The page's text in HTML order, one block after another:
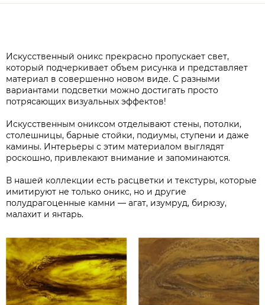
Искусственный оникс прекрасно пропускает свет,
который подчеркивает объем рисунка и представляет
материал в совершенно новом виде. С разными
вариантами подсветки можно достигать просто
потрясающих визуальных эффектов!
Искусственным ониксом отделывают стены, потолки,
столешницы, барные стойки, подиумы, ступени и даже
камины. Интерьеры с этим материалом выглядят
роскошно, привлекают внимание и запоминаются.
В нашей коллекции есть расцветки и текстуры, которые
имитируют не только оникс, но и другие
полудрагоценные камни — агат, изумруд, бирюзу,
малахит и янтарь.